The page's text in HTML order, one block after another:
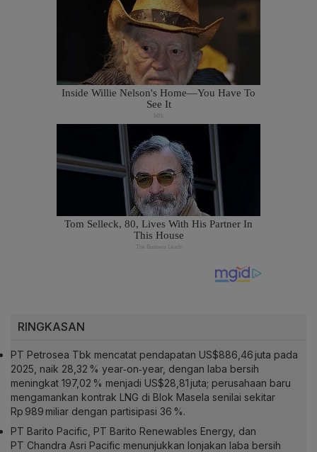
RINGKASAN
PT Petrosea Tbk mencatat pendapatan US$886,46 juta pada
2025, naik 28,32 % year‑on‑year, dengan laba bersih
meningkat 197,02 % menjadi US$28,81 juta; perusahaan baru
mengamankan kontrak LNG di Blok Masela senilai sekitar
Rp 989 miliar dengan partisipasi 36 %.
PT Barito Pacific, PT Barito Renewables Energy, dan
PT Chandra Asri Pacific menunjukkan lonjakan laba bersih